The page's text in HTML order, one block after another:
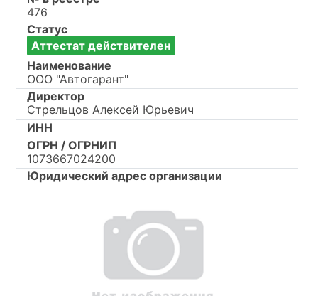
476
Статус
Аттестат действителен
Наименование
ООО "Автогарант"
Директор
Стрельцов Алексей Юрьевич
ИНН
ОГРН / ОГРНИП
1073667024200
Юридический адрес организации